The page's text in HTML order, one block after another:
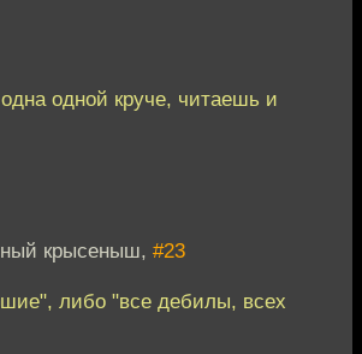
одной круче, читаешь и
крысеныш, #23
либо "все дебилы, всех